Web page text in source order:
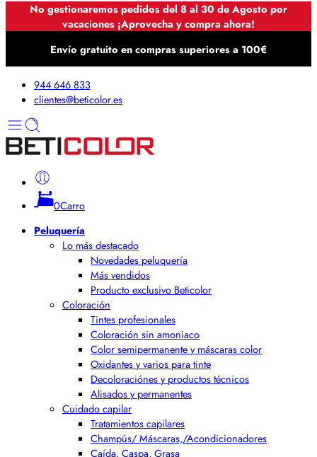
No gestionaremos pedidos del 8 al 30 de Agosto por
vacaciones ¡Aprovecha y compra ahora!
Envío gratuito en compras superiores a 100€
944 646 833
clientes@beticolor.es
0Carro
Peluquería
Lo más destacado
Novedades peluquería
Más vendidos
Producto exclusivo Beticolor
Coloración
Tintes profesionales
Coloración sin amoniaco
Color semipermanente y máscaras color
Oxidantes y varios para tinte
Decoloraciónes y productos técnicos
Alisados y permanentes
Cuidado capilar
Tratamientos capilares
Champús/ Máscaras,/Acondicionadores
Caída, Caspa, Grasa